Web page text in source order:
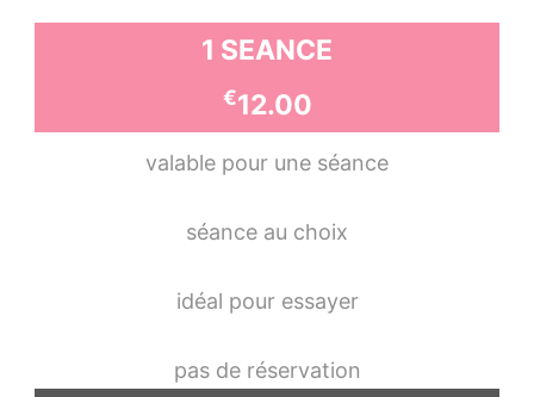
1 SEANCE
€12.00
valable pour une séance
séance au choix
idéal pour essayer
pas de réservation